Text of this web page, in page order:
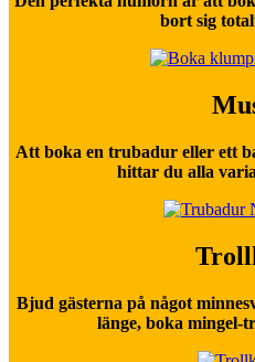
bort sig
Att boka en trubadur eller ett
hittar du alla
Bjud gästerna på något
länge, boka mingel-